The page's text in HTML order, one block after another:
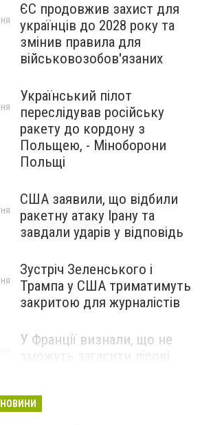
ЄС продовжив захист для
українців до 2028 року та
змінив правила для
військовозобов'язаних
Український пілот
переслідував російську
ракету до кордону з
Польщею, - Міноборони
Польщі
США заявили, що відбили
ракетну атаку Ірану та
завдали ударів у відповідь
Зустріч Зеленського і
Трампа у США триматимуть
закритою для журналістів
У Франції визнали, що не